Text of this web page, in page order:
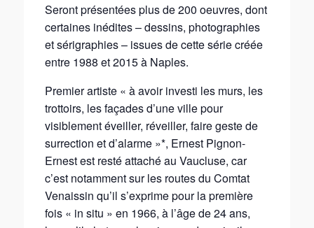
Seront présentées plus de 200 oeuvres, dont
certaines inédites – dessins, photographies
et sérigraphies – issues de cette série créée
entre 1988 et 2015 à Naples.
Premier artiste « à avoir investi les murs, les
trottoirs, les façades d’une ville pour
visiblement éveiller, réveiller, faire geste de
surrection et d’alarme »*, Ernest Pignon-
Ernest est resté attaché au Vaucluse, car
c’est notamment sur les routes du Comtat
Venaissin qu’il s’exprime pour la première
fois « in situ » en 1966, à l’âge de 24 ans,